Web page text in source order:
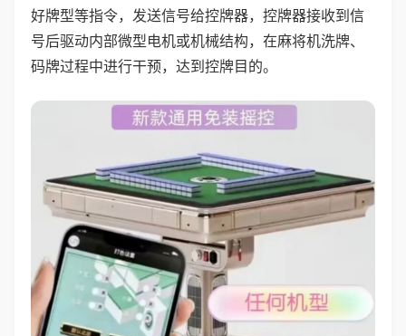
好牌型等指令，发送信号给控牌器，控牌器接收到信
号后驱动内部微型电机或机械结构，在麻将机洗牌、
码牌过程中进行干预，达到控牌目的。